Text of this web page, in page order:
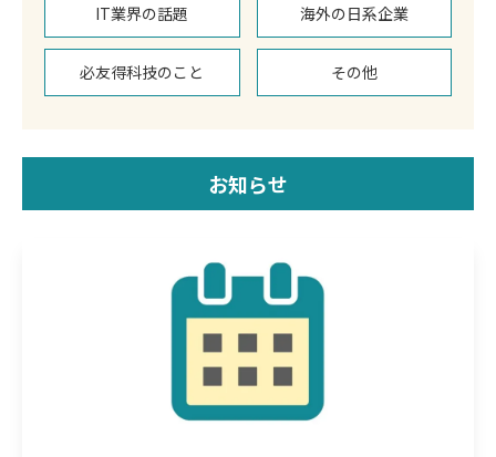
IT業界の話題 海外の日系企業
必友得科技のこと その他
お知らせ